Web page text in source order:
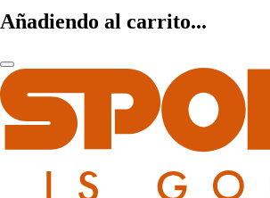
Añadiendo al carrito...